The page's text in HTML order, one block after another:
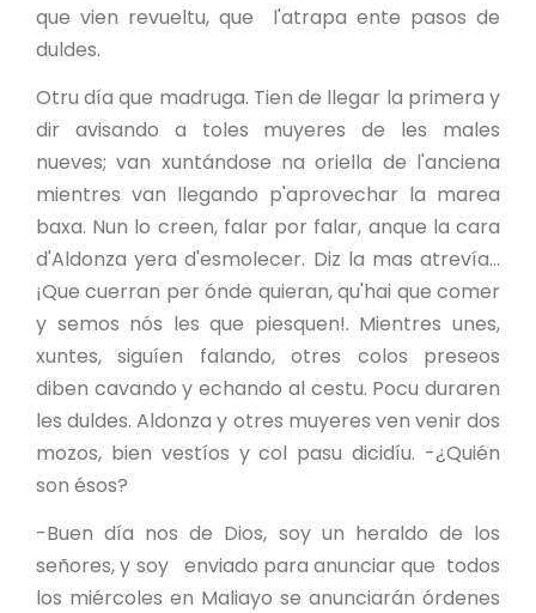
que vien revueltu, que l'atrapa ente pasos de
duldes.
Otru día que madruga. Tien de llegar la primera y
dir avisando a toles muyeres de les males
nueves; van xuntándose na oriella de l'anciena
mientres van llegando p'aprovechar la marea
baxa. Nun lo creen, falar por falar, anque la cara
d'Aldonza yera d'esmolecer. Diz la mas atrevía...
¡Que cuerran per ónde quieran, qu'hai que comer
y semos nós les que piesquen!. Mientres unes,
xuntes, siguíen falando, otres colos preseos
diben cavando y echando al cestu. Pocu duraren
les duldes. Aldonza y otres muyeres ven venir dos
mozos, bien vestíos y col pasu dicidíu. -¿Quién
son ésos?
-Buen día nos de Dios, soy un heraldo de los
señores, y soy enviado para anunciar que todos
los miércoles en Maliayo se anunciarán órdenes